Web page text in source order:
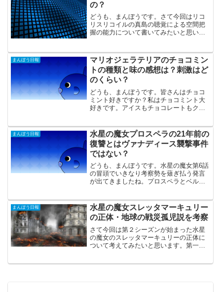
の？
どうも、まんぼうです。さて今回はリコ
リスリコイルの真島の聴覚による空間把
握の能力について書いてみたいと思いま
ます。スポンサードリンク 真島の聴覚で
空間を把握する能力は実...
まんぼう日報
マリオジェラテリアのチョコミン
トの種類と味の感想は？刺激はど
のくらい？
どうも、まんぼうです。皆さんはチョコ
ミント好きですか？私はチョコミント大
好きです。アイスもチョコレートもクッ
す。 スポンサードリンク マリオジェラテ
リアのチョコミント祭り...
まんぼう日報
水星の魔女プロスペラの21年前の
復讐とはヴァナディース襲撃事件
ではない？
どうも、まんぼうです。水星の魔女第6話
の冒頭でいきなり考察勢を薙ぎ払う発言
が出てきましたね。プロスペラとベルメ
ました。この21年という数字は5話までの
考察に当てはまら...
まんぼう日報
水星の魔女スレッタマーキュリー
の正体・地球の戦災孤児説を考察
さて今回は第２シーズンが始まった水星
の魔女のスレッタマーキュリーの正体に
ついて考えてみたいと思います。第一シ